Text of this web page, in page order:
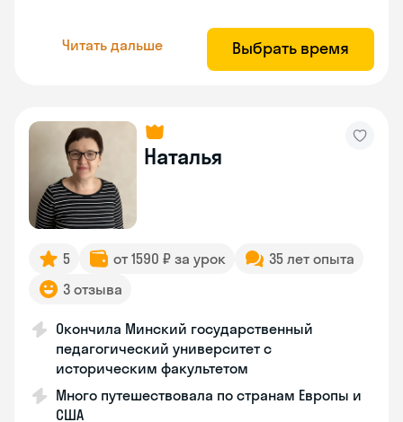
Читать дальше Выбрать время
Наталья
5 от 1590 ₽ за урок
35 лет опыта
3 отзыва
Окончила Минский государственный
педагогический университет с
историческим факультетом
Много путешествовала по странам Европы и
США